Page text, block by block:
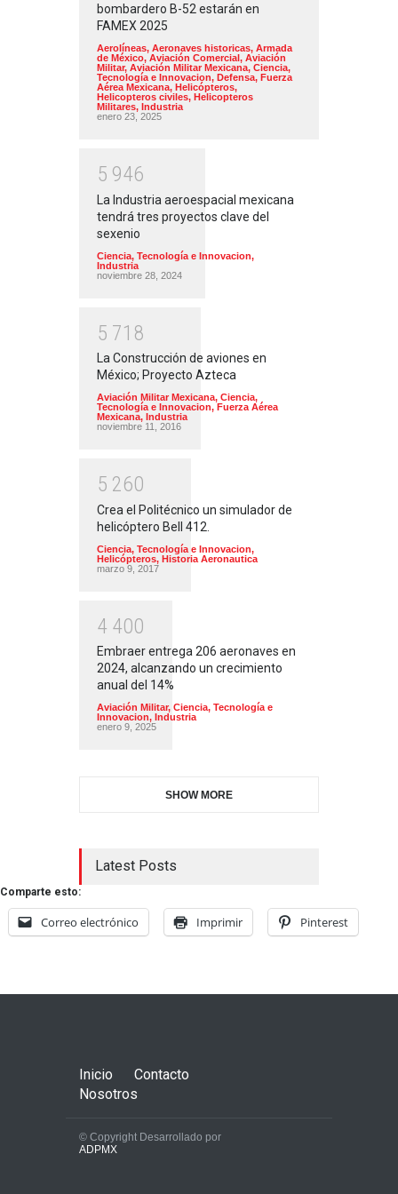
bombardero B-52 estarán en
FAMEX 2025
Aerolíneas, Aeronaves historicas, Armada
de México, Aviación Comercial, Aviación
Militar, Aviación Militar Mexicana, Ciencia,
Tecnología e Innovacion, Defensa, Fuerza
Aérea Mexicana, Helicópteros,
Helicopteros civiles, Helicopteros
Militares, Industria
enero 23, 2025
5 946
La Industria aeroespacial mexicana
tendrá tres proyectos clave del
sexenio
Ciencia, Tecnología e Innovacion,
Industria
noviembre 28, 2024
5 71 8
La Construcción de aviones en
México; Proyecto Azteca
Aviación Militar Mexicana, Ciencia,
Tecnología e Innovacion, Fuerza Aérea
Mexicana, Industria
noviembre 11, 2016
5 260
Crea el Politécnico un simulador de
helicóptero Bell 412.
Ciencia, Tecnología e Innovacion,
Helicópteros, Historia Aeronautica
marzo 9, 2017
4 400
Embraer entrega 206 aeronaves en
2024, alcanzando un crecimiento
anual del 14%
Aviación Militar, Ciencia, Tecnología e
Innovacion, Industria
enero 9, 2025
SHOW MORE
Latest Posts
Comparte esto:
Correo electrónico Imprimir Pinterest
Inicio
Contacto
Nosotros
© Copyright Desarrollado por
ADPMX